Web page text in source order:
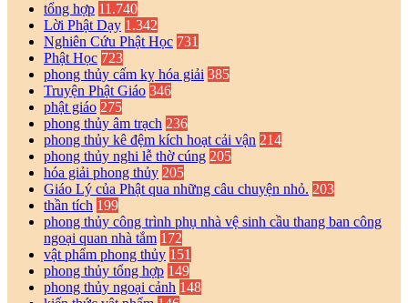
tổng hợp 11.740
Lời Phật Dạy 1.342
Nghiên Cứu Phật Học 731
Phật Học 723
phong thủy cấm kỵ hóa giải 385
Truyện Phật Giáo 346
phật giáo 275
phong thủy âm trạch 236
phong thủy kê đệm kích hoạt cải vận 214
phong thủy nghi lễ thờ cúng 205
hóa giải phong thủy 205
Giáo Lý của Phật qua những câu chuyện nhỏ. 203
thần tích 199
phong thủy công trình phụ nhà vệ sinh cầu thang ban công
ngoại quan nhà tắm 172
vật phẩm phong thủy 151
phong thủy tổng hợp 149
phong thủy ngoại cảnh 148